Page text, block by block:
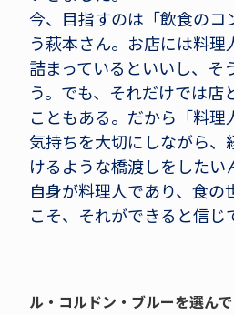
今、目指すのは「飲食のコ
う萩本さん。お店には料理
詰まっているといいし、そ
う。でも、それだけでは店
こともある。だから「料理
気持ちを大切にしながら、
けるような橋渡しをしたい
自身が料理人であり、食の
こそ、それができると信じ
ル・コルドン・ブルーを選ん